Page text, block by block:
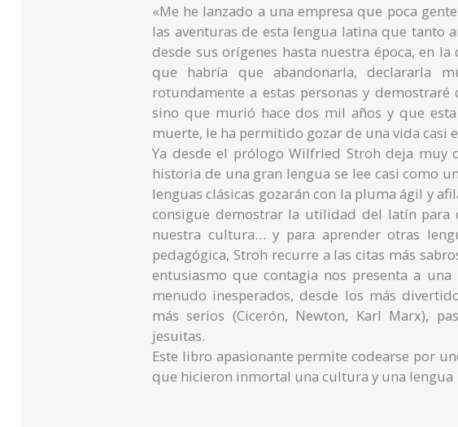
«Me he lanzado a una empresa que poca
las aventuras de esta lengua latina que tanto
desde sus orígenes hasta nuestra época, en
que habría que abandonarla, declararla
rotundamente a estas personas y
sino que murió hace dos mil años y que
muerte, le ha permitido gozar de una vida casi
Ya desde el prólogo Wilfried Stroh deja muy
historia de una gran lengua se lee casi como
lenguas clásicas gozarán con la pluma ágil y
consigue demostrar la utilidad del latín para
nuestra cultura… y para aprender otras
pedagógica, Stroh recurre a las citas más
entusiasmo que contagia nos presenta a
menudo inesperados, desde los más
más serios (Cicerón, Newton, Karl Marx),
jesuitas.
Este libro apasionante permite codearse por
que hicieron inmortal una cultura y una lengua